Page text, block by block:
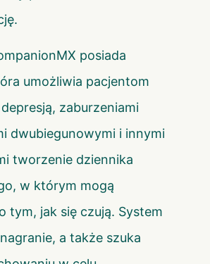
posiada
umożliwia pacjentom
zaburzeniami
dwubiegunowymi i innymi
tworzenie dziennika
w którym mogą
tym, jak się czują. System
a także szuka